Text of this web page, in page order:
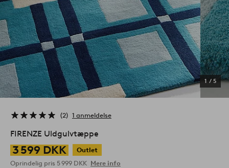
1 / 5
2 1 anmeldelse
FIRENZE Uldgulvtæppe
3 599 DKK
Outlet
Oprindelig pris 5 999 DKK Mere info